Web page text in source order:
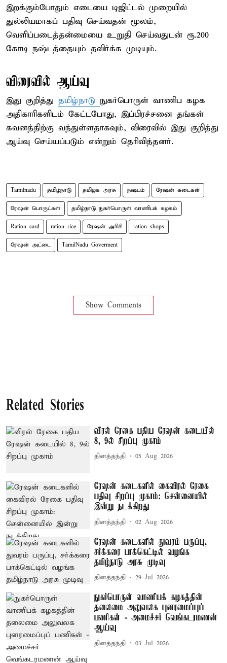
இறக்கும்போதும் எடையை டிஜிட்டல் முறையில்
துல்லியமாகப் பதிவு செய்வதன் மூலம்,
வெளிப்படைத்தன்மையை உறுதி செய்வதுடன் ரூ.200
கோடி நஷ்டத்தையும் தவிர்க்க முடியும்.
விரைவில் ஆய்வு
இது குறித்து தமிழ்நாடு நுகர்பொருள் வாணிப கழக
அதிகாரிகளிடம் கேட்டபோது, இப்பிரச்சனை தங்கள்
கவனத்திற்கு வந்துள்ளதாகவும், விரைவில் இது குறித்து
ஆய்வு செய்யப்படும் என்றும் தெரிவித்தனர்.
Tamilnadu தமிழ்நாடு தமிழக அரசு நஷ்டம் ரேஷன் கடைகள்
ரேஷன் பொருட்கள் தமிழ்நாடு நுகர்பொருள் வாணிபக் கழகம்
Ration card ration rice ரேஷன் அரிசி ration shops
ரேஷன் அட்டை TamilNadu Goverment
Show Comments
Related Stories
விரல் ரேகை பதிய ரேஷன் கடையில்
8, 9ல் சிறப்பு முகாம்
தினத்தந்தி 05 Aug 2026
ரேஷன் கடைகளில் கைவிரல் ரேகை
பதிவு சிறப்பு முகாம்: சென்னையில்
இன்று நடக்கிறது
தினத்தந்தி 02 Aug 2026
ரேஷன் கடைகளில் துவரம் பருப்பு,
சர்க்கரை பாக்கெட்டில் வழங்க
தமிழ்நாடு அரசு முடிவு
தினத்தந்தி 29 Jul 2026
நுகர்பொருள் வாணிபக் கழகத்தின்
தலைமை அலுவலக புனரமைப்புப்
பணிகள் - அமைச்சர் வெங்கடரமணன்
ஆய்வு
தினத்தந்தி 03 Jul 2026